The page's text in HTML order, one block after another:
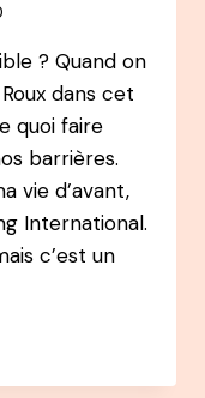
? Quand on
dans cet
quoi faire
barrières.
vie d’avant,
International.
c’est un